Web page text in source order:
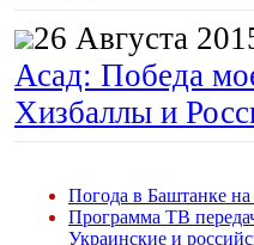
26 Августа
Асад: Победа
Хизбаллы и
Погода в Баштанке на
Программа ТВ
Украинские и